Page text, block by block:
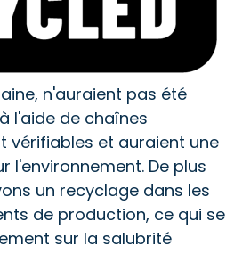
n'auraient pas été
l'aide de chaînes
vérifiables et auraient une
l'environnement. De plus
un recyclage dans les
de production, ce qui se
sur la salubrité